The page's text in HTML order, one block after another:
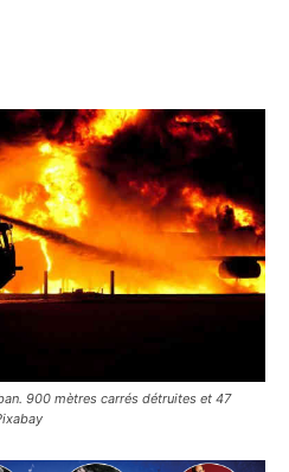
900 mètres carrés détruites et 47